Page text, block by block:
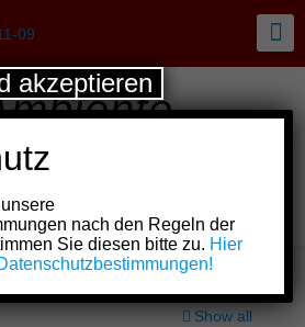
beim
Show all
nach den Regeln der
Sie diesen bitte zu. Hier
akzeptieren